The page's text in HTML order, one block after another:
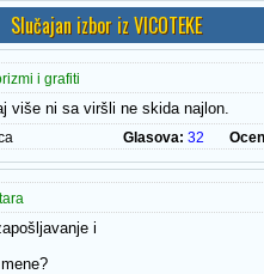
Slučajan izbor iz VICOTEKE
i grafiti
više ni sa viršli ne skida najlon.
Glasova: 32
i